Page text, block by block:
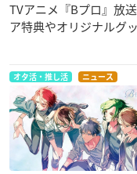
TVアニメ『Bプロ』放
ア特典やオリジナルグ
オタ活・推し活 ニュース